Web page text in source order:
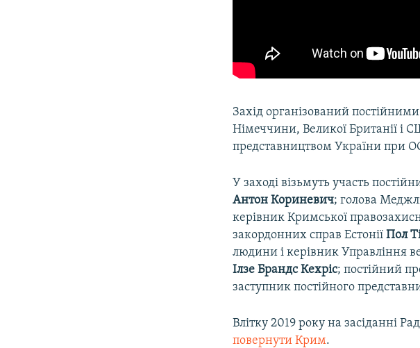
Захід організований
Німеччини, Великої Британії і
представництвом України при
У заході візьмуть участь
Антон Кориневич; голова
керівник Кримської
закордонних справ ЕстоніїПол
людини і керівник Управління
Ілзе Брандс Кехріс; постійний
заступник постійного
Влітку 2019 року на засіданні
повернути Крим.